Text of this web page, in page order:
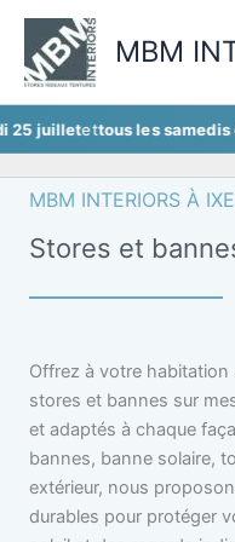
Aller
contenu
MBM
ettous les samedis du mois
MBM INTERIORS À
Stores et
Offrez à votre
stores et bannes sur
et adaptés à chaque
bannes, banne solaire,
extérieur, nous
durables pour protéger